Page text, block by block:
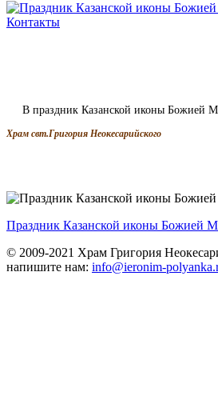
Контакты
В праздник Казанской иконы Божией
Храм свт.Григория Неокесарийского
Праздник Казанской иконы Божией
© 2009-2021 Храм Григория
напишите нам: info@ieronim-